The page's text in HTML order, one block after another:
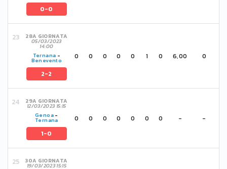
0-0
28A GIORNATA
05/03/2023
14:00
Ternana -
Benevento
2-2
0 0 0 0 0 1 0 6,00 0
29A GIORNATA
12/03/2023 15:15
Genoa-
Ternana
1-0
0 0 0 0 0 0 0 - -
30A GIORNATA
19/03/2023 15:15